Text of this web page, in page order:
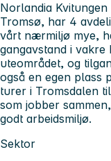
Norlandia
Tromsø, har 4
vårt nærmiljø mye,
gangavstand i
uteområdet, og
også en egen plass
turer i Tromsdalen
som jobber
godt arbeidsmiljø.
Sektor